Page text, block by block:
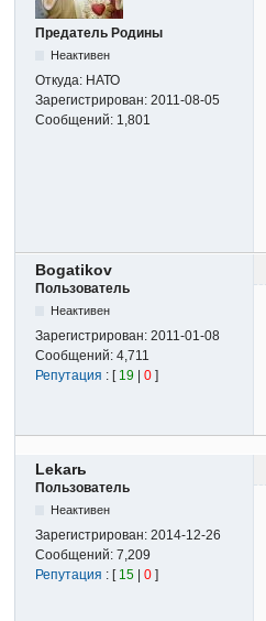
Предатель Родины
Неактивен
Откуда: НАТО
Зарегистрирован:2011-08-05
Сообщений: 1,801
Bogatikov
Пользователь
Неактивен
Зарегистрирован:2011-01-08
Сообщений:4,711
Репутация : [ 19 |0 ]
Lekarь
Пользователь
Неактивен
Зарегистрирован:2014-12-26
Сообщений:7,209
Репутация : [ 15 |0 ]